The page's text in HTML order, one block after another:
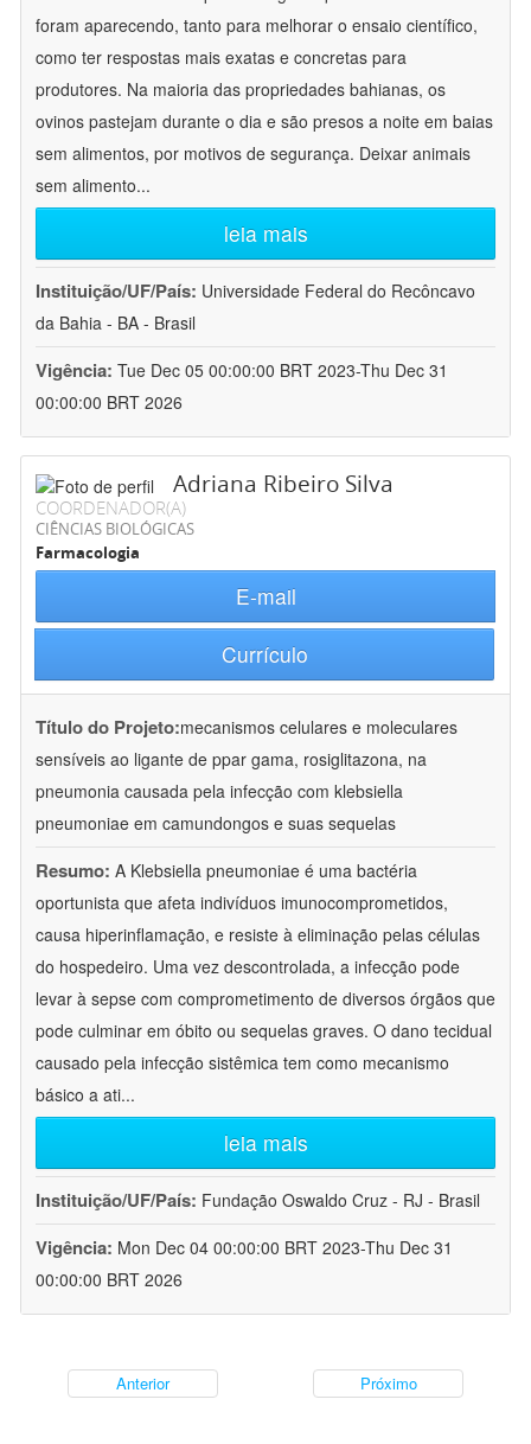
foram aparecendo, tanto para melhorar o ensaio científico,
como ter respostas mais exatas e concretas para
produtores. Na maioria das propriedades bahianas, os
ovinos pastejam durante o dia e são presos a noite em baias
sem alimentos, por motivos de segurança. Deixar animais
sem alimento...
leia mais
Instituição/UF/País: Universidade Federal do Recôncavo
da Bahia - BA - Brasil
Vigência: Tue Dec 05 00:00:00 BRT 2023-Thu Dec 31
00:00:00 BRT 2026
Adriana Ribeiro Silva
COORDENADOR(A)
CIÊNCIAS BIOLÓGICAS
Farmacologia
E-mail
Currículo
Título do Projeto:mecanismos celulares e moleculares
sensíveis ao ligante de ppar gama, rosiglitazona, na
pneumonia causada pela infecção com klebsiella
pneumoniae em camundongos e suas sequelas
Resumo: A Klebsiella pneumoniae é uma bactéria
oportunista que afeta indivíduos imunocomprometidos,
causa hiperinflamação, e resiste à eliminação pelas células
do hospedeiro. Uma vez descontrolada, a infecção pode
levar à sepse com comprometimento de diversos órgãos que
pode culminar em óbito ou sequelas graves. O dano tecidual
causado pela infecção sistêmica tem como mecanismo
básico a ati...
leia mais
Instituição/UF/País: Fundação Oswaldo Cruz - RJ - Brasil
Vigência: Mon Dec 04 00:00:00 BRT 2023-Thu Dec 31
00:00:00 BRT 2026
Anterior Próximo